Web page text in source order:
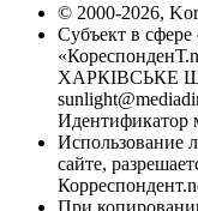
© 2000-2026,
Субъект в
ХАРКІВСЬКЕ
Идентификатор
Использование
сайте,
При